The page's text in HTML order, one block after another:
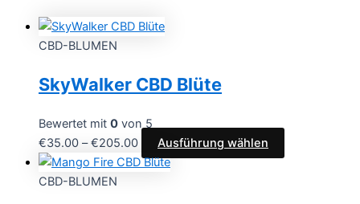
CBD-BLUMEN
SkyWalker CBD Blüte
Bewertet mit 0 von 5
€35.00 –€205.00 Ausführung wählen
CBD-BLUMEN